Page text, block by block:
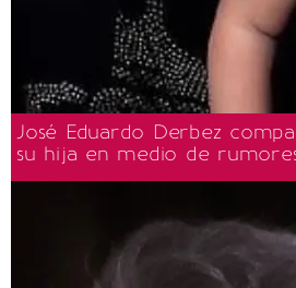
José Eduardo Derbez
su hija en medio de